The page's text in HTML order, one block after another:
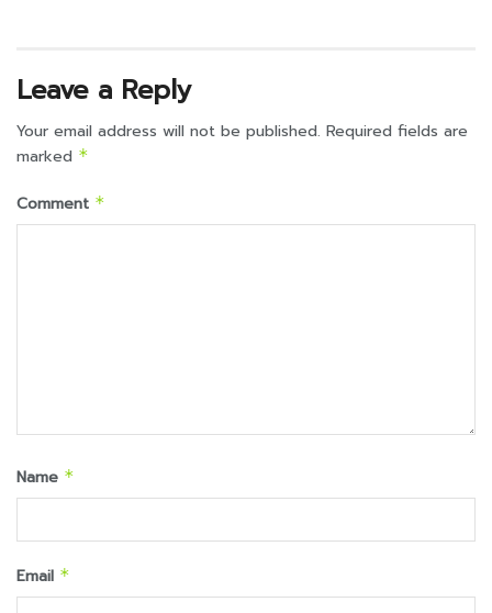
Leave a Reply
Your email address will not be published. Required fields are
marked *
Comment *
Name *
Email *